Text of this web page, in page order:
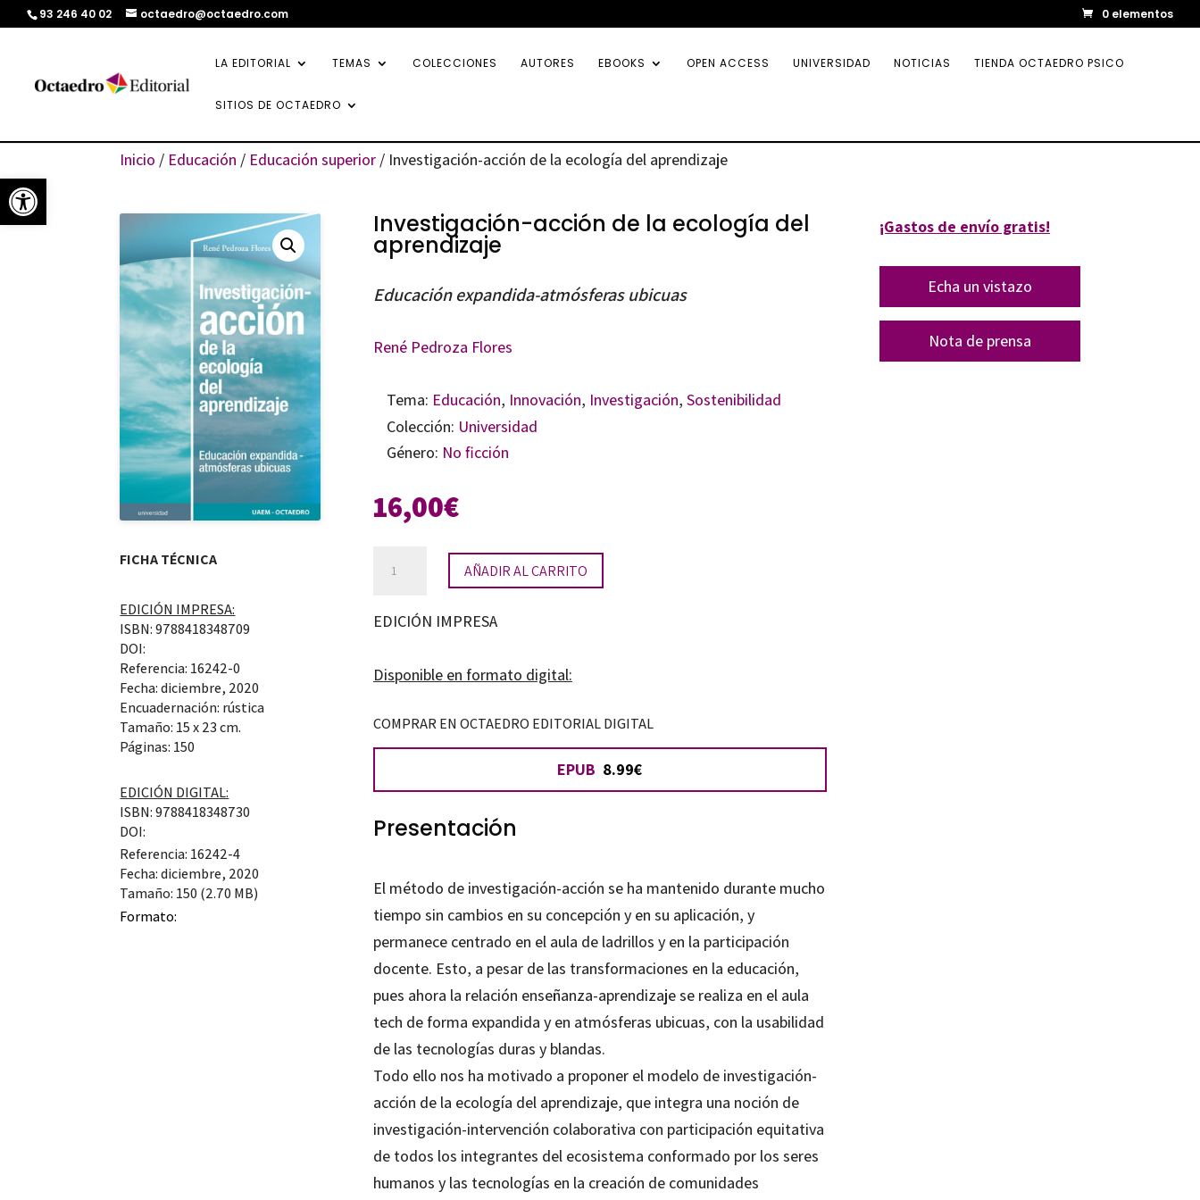
Abrir barra de herramientas
93 246 40 02 octaedro@octaedro.com 0 elementos
LA EDITORIAL TEMAS COLECCIONES AUTORES EBOOKS OPEN ACCESS UNIVERSIDAD NOTICIAS TIENDA OCTAEDRO PSICO
SITIOS DE OCTAEDRO
Inicio / Educación / Educación superior / Investigación-acción de la ecología del aprendizaje
FICHA TÉCNICA
EDICIÓN IMPRESA:
ISBN: 9788418348709
DOI:
Referencia: 16242-0
Fecha: diciembre, 2020
Encuadernación: rústica
Tamaño: 15 x 23 cm.
Páginas: 150
EDICIÓN DIGITAL:
ISBN: 9788418348730
DOI:
Referencia: 16242-4
Fecha: diciembre, 2020
Tamaño: 150 (2.70 MB)
Formato:
Investigación-acción de la ecología del
aprendizaje
Educación expandida-atmósferas ubicuas
René Pedroza Flores
Tema: Educación, Innovación, Investigación, Sostenibilidad
Colección: Universidad
Género: No ficción
16,00€
Investigación-
de
ecología
aprendizaje
cantidad
AÑADIR AL CARRITO
EDICIÓN IMPRESA
Disponible en formato digital:
COMPRAR EN OCTAEDRO EDITORIAL DIGITAL
EPUB 8.99€
Presentación
El método de investigación-acción se ha mantenido durante mucho
tiempo sin cambios en su concepción y en su aplicación, y
permanece centrado en el aula de ladrillos y en la participación
docente. Esto, a pesar de las transformaciones en la educación,
pues ahora la relación enseñanza-aprendizaje se realiza en el aula
tech de forma expandida y en atmósferas ubicuas, con la usabilidad
de las tecnologías duras y blandas.
Todo ello nos ha motivado a proponer el modelo de investigación-
acción de la ecología del aprendizaje, que integra una noción de
investigación-intervención colaborativa con participación equitativa
de todos los integrantes del ecosistema conformado por los seres
humanos y las tecnologías en la creación de comunidades
¡Gastos de envío gratis!
Echa un vistazo
Nota de prensa